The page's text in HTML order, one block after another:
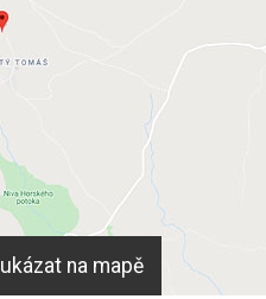
ukázat na mapě